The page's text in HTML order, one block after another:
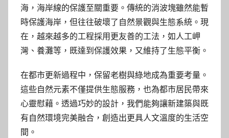
海，海岸線的保護至關重要。傳統的消波塊雖然能暫
時保護海岸，但往往破壞了自然景觀與生態系統。現
在，越來越多的工程採用更友善的工法，如人工岬
灣、養灘等，既達到保護效果，又維持了生態平衡。
在都市更新過程中，保留老樹與綠地成為重要考量。
這些自然元素不僅提供生態服務，也為都市居民帶來
心靈慰藉。透過巧妙的設計，我們能夠讓新建築與既
有自然環境完美融合，創造出更具人文溫度的生活空
間。